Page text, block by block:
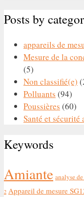
Posts by
appareils de
Mesure de la
(5)
Non classifié(e)
Polluants (94)
Poussières (60)
Santé et sécurité
Keywords
Amiante analyse
2 Appareil de mesure